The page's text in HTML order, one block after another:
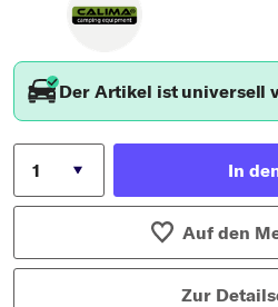
Der Artikel ist universell
In
Auf den
Zur